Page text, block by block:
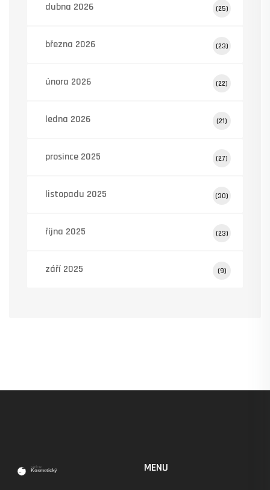
dubna 2026 (25)
března 2026 (23)
února 2026 (22)
ledna 2026 (21)
prosince 2025 (27)
listopadu 2025 (30)
října 2025 (23)
září 2025 (9)
MENU